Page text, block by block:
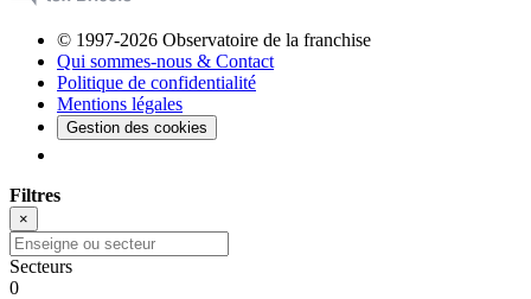
© 1997-2026 Observatoire de la franchise
Qui sommes-nous & Contact
Politique de confidentialité
Mentions légales
Gestion des cookies
Filtres
×
Secteurs
0